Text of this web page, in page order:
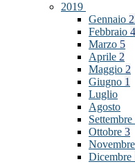
2019
Gennaio
Febbraio 4
Marzo 5
Aprile 2
Maggio 2
Giugno 1
Luglio
Agosto
Settembre
Ottobre 3
Novembre
Dicembre